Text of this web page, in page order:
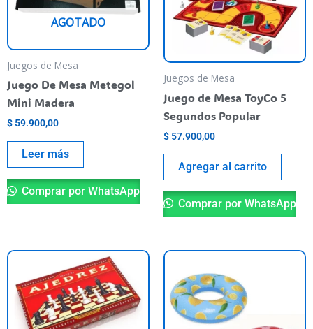
AGOTADO
Juegos de Mesa
Juego De Mesa Metegol
Mini Madera
$ 59.900,00
Leer más
Comprar por WhatsApp
Juegos de Mesa
Juego de Mesa ToyCo 5
Segundos Popular
$ 57.900,00
Agregar al carrito
Comprar por WhatsApp